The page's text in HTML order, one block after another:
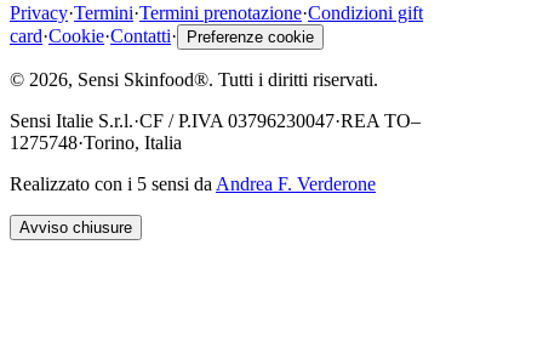
Privacy·Termini·Termini prenotazione·Condizioni gift
card·Cookie·Contatti· Preferenze cookie
© 2026, Sensi Skinfood®. Tutti i diritti riservati.
Sensi Italie S.r.l.·CF / P.IVA 03796230047·REA TO–
1275748·Torino, Italia
Realizzato con i 5 sensi da Andrea F. Verderone
Avviso chiusure